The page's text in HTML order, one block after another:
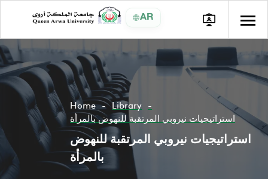
AR
Home
Library
استراتيجيات نيروبي المرتقبة للنهوض بالمرأة
استراتيجيات نيروبي المرتقبة للنهوض
بالمرأة